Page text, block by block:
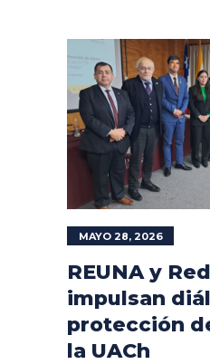
MAYO 28, 2026
REUNA y
impulsan
protección
la UACh